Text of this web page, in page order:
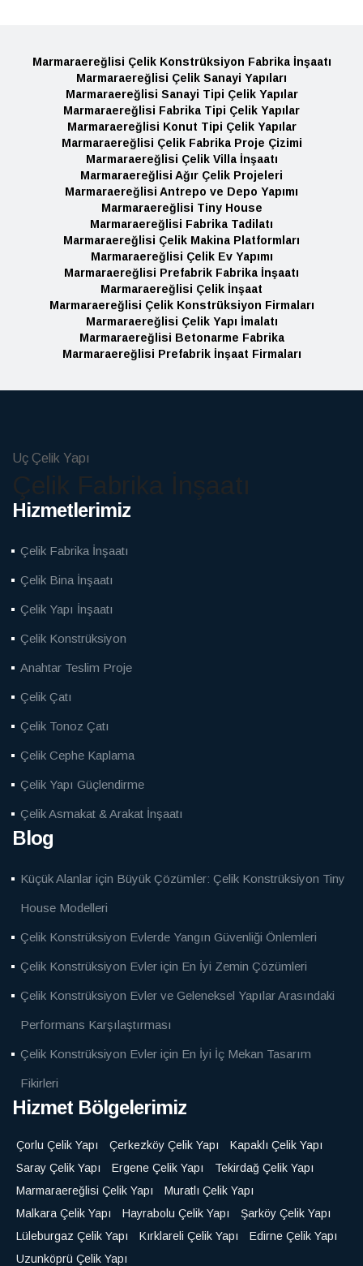
Marmaraereğlisi Çelik Konstrüksiyon Fabrika İnşaatı
Marmaraereğlisi Çelik Sanayi Yapıları
Marmaraereğlisi Sanayi Tipi Çelik Yapılar
Marmaraereğlisi Fabrika Tipi Çelik Yapılar
Marmaraereğlisi Konut Tipi Çelik Yapılar
Marmaraereğlisi Çelik Fabrika Proje Çizimi
Marmaraereğlisi Çelik Villa İnşaatı
Marmaraereğlisi Ağır Çelik Projeleri
Marmaraereğlisi Antrepo ve Depo Yapımı
Marmaraereğlisi Tiny House
Marmaraereğlisi Fabrika Tadilatı
Marmaraereğlisi Çelik Makina Platformları
Marmaraereğlisi Çelik Ev Yapımı
Marmaraereğlisi Prefabrik Fabrika İnşaatı
Marmaraereğlisi Çelik İnşaat
Marmaraereğlisi Çelik Konstrüksiyon Firmaları
Marmaraereğlisi Çelik Yapı İmalatı
Marmaraereğlisi Betonarme Fabrika
Marmaraereğlisi Prefabrik İnşaat Firmaları
Uç Çelik Yapı
Çelik Fabrika İnşaatı
Hizmetlerimiz
Çelik Fabrika İnşaatı
Çelik Bina İnşaatı
Çelik Yapı İnşaatı
Çelik Konstrüksiyon
Anahtar Teslim Proje
Çelik Çatı
Çelik Tonoz Çatı
Çelik Cephe Kaplama
Çelik Yapı Güçlendirme
Çelik Asmakat & Arakat İnşaatı
Blog
Küçük Alanlar için Büyük Çözümler: Çelik Konstrüksiyon Tiny
House Modelleri
Çelik Konstrüksiyon Evlerde Yangın Güvenliği Önlemleri
Çelik Konstrüksiyon Evler için En İyi Zemin Çözümleri
Çelik Konstrüksiyon Evler ve Geleneksel Yapılar Arasındaki
Performans Karşılaştırması
Çelik Konstrüksiyon Evler için En İyi İç Mekan Tasarım
Fikirleri
Hizmet Bölgelerimiz
Çorlu Çelik Yapı Çerkezköy Çelik Yapı
Kapaklı Çelik Yapı
Saray Çelik Yapı
Ergene Çelik Yapı
Tekirdağ Çelik Yapı
Marmaraereğlisi Çelik Yapı
Muratlı Çelik Yapı
Malkara Çelik Yapı
Hayrabolu Çelik Yapı
Şarköy Çelik Yapı
Lüleburgaz Çelik Yapı
Kırklareli Çelik Yapı
Edirne Çelik Yapı
Uzunköprü Çelik Yapı